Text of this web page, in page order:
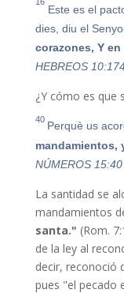
Este es el
dies, diu el
corazones, Y
HEBREOS
¿Y cómo es que
40 Perquè us
mandamientos,
NÚMEROS 15:40
La santidad se
mandamientos
santa." (Rom.
de la ley al
decir, reconoció
pues "el pecado